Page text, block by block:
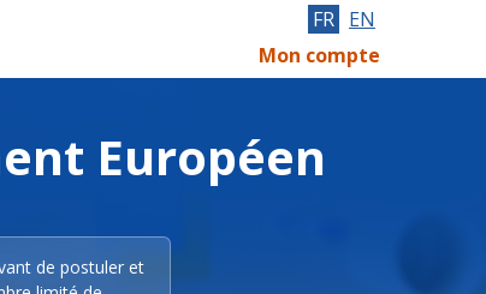
FR EN
Mon compte
Européen
de postuler et